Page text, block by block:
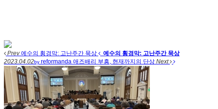
Prev예수의 횡경막: 고난주간 묵상
예수의 횡경막: 고난주간 묵상
2023.04.02by reformanda 애즈배리 부흥, 현재까지의 단상 Next